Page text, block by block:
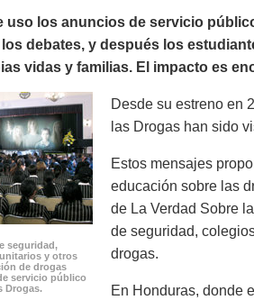
uso los anuncios de servicio
debates, y después los
vidas y familias. El impacto es
seguridad,
y otros
de drogas
servicio público
Drogas.
Desde su estreno en
las Drogas han sido
Estos mensajes
educación sobre las
de La Verdad Sobre
de seguridad,
drogas.
En Honduras, donde